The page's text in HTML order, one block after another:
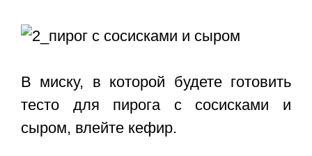
В миску, в которой будете готовить
тесто для пирога с сосисками и
сыром, влейте кефир.